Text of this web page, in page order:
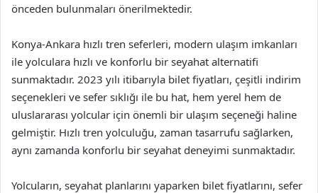
önceden bulunmaları önerilmektedir.
Konya-Ankara hızlı tren seferleri, modern ulaşım imkanları
ile yolculara hızlı ve konforlu bir seyahat alternatifi
sunmaktadır. 2023 yılı itibarıyla bilet fiyatları, çeşitli indirim
seçenekleri ve sefer sıklığı ile bu hat, hem yerel hem de
uluslararası yolcular için önemli bir ulaşım seçeneği haline
gelmiştir. Hızlı tren yolculuğu, zaman tasarrufu sağlarken,
aynı zamanda konforlu bir seyahat deneyimi sunmaktadır.
Yolcuların, seyahat planlarını yaparken bilet fiyatlarını, sefer